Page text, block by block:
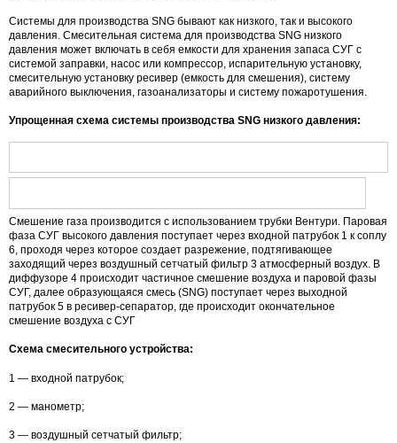
Системы для производства SNG бывают как низкого, так и высокого
давления. Смесительная система для производства SNG низкого
давления может включать в себя емкости для хранения запаса СУГ с
системой заправки, насос или компрессор, испарительную установку,
смесительную установку ресивер (емкость для смешения), систему
аварийного выключения, газоанализаторы и систему пожаротушения.
Упрощенная схема системы производства SNG низкого давления:
Смешение газа производится с использованием трубки Вентури. Паровая
фаза СУГ высокого давления поступает через входной патрубок 1 к соплу
6, проходя через которое создает разрежение, подтягивающее
заходящий через воздушный сетчатый фильтр 3 атмосферный воздух. В
диффузоре 4 происходит частичное смешение воздуха и паровой фазы
СУГ, далее образующаяся смесь (SNG) поступает через выходной
патрубок 5 в ресивер-сепаратор, где происходит окончательное
смешение воздуха с СУГ
Схема смесительного устройства:
1 — входной патрубок;
2 — манометр;
3 — воздушный сетчатый фильтр;